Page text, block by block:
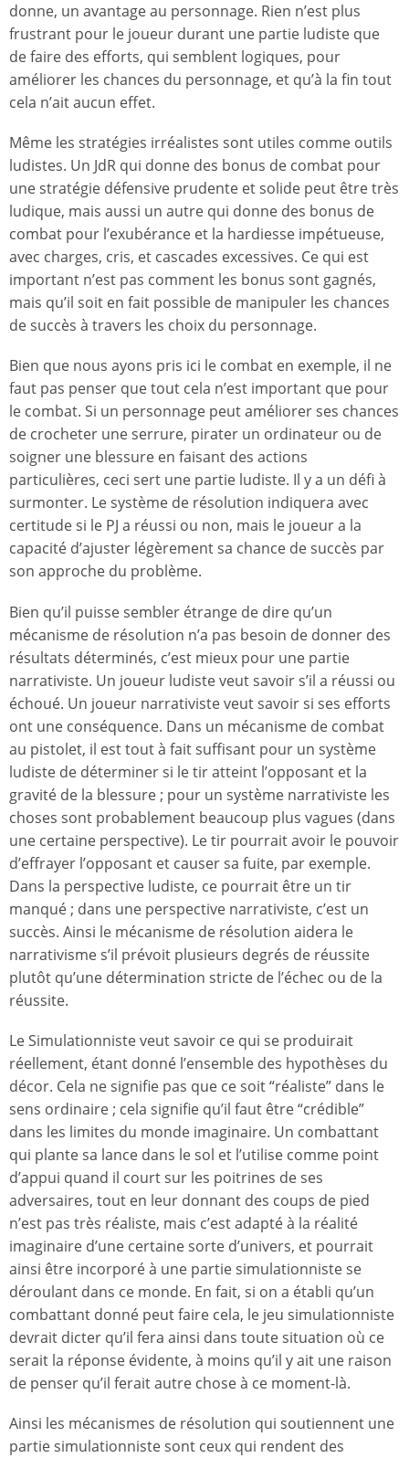
donne, un avantage au personnage. Rien n’est plus
frustrant pour le joueur durant une partie ludiste que
de faire des efforts, qui semblent logiques, pour
améliorer les chances du personnage, et qu’à la fin tout
cela n’ait aucun effet.
Même les stratégies irréalistes sont utiles comme outils
ludistes. Un JdR qui donne des bonus de combat pour
une stratégie défensive prudente et solide peut être très
ludique, mais aussi un autre qui donne des bonus de
combat pour l’exubérance et la hardiesse impétueuse,
avec charges, cris, et cascades excessives. Ce qui est
important n’est pas comment les bonus sont gagnés,
mais qu’il soit en fait possible de manipuler les chances
de succès à travers les choix du personnage.
Bien que nous ayons pris ici le combat en exemple, il ne
faut pas penser que tout cela n’est important que pour
le combat. Si un personnage peut améliorer ses chances
de crocheter une serrure, pirater un ordinateur ou de
soigner une blessure en faisant des actions
particulières, ceci sert une partie ludiste. Il y a un défi à
surmonter. Le système de résolution indiquera avec
certitude si le PJ a réussi ou non, mais le joueur a la
capacité d’ajuster légèrement sa chance de succès par
son approche du problème.
Bien qu’il puisse sembler étrange de dire qu’un
mécanisme de résolution n’a pas besoin de donner des
résultats déterminés, c’est mieux pour une partie
narrativiste. Un joueur ludiste veut savoir s’il a réussi ou
échoué. Un joueur narrativiste veut savoir si ses efforts
ont une conséquence. Dans un mécanisme de combat
au pistolet, il est tout à fait suffisant pour un système
ludiste de déterminer si le tir atteint l’opposant et la
gravité de la blessure ; pour un système narrativiste les
choses sont probablement beaucoup plus vagues (dans
une certaine perspective). Le tir pourrait avoir le pouvoir
d’effrayer l’opposant et causer sa fuite, par exemple.
Dans la perspective ludiste, ce pourrait être un tir
manqué ; dans une perspective narrativiste, c’est un
succès. Ainsi le mécanisme de résolution aidera le
narrativisme s’il prévoit plusieurs degrés de réussite
plutôt qu’une détermination stricte de l’échec ou de la
réussite.
Le Simulationniste veut savoir ce qui se produirait
réellement, étant donné l’ensemble des hypothèses du
décor. Cela ne signifie pas que ce soit “réaliste” dans le
sens ordinaire ; cela signifie qu’il faut être “crédible”
dans les limites du monde imaginaire. Un combattant
qui plante sa lance dans le sol et l’utilise comme point
d’appui quand il court sur les poitrines de ses
adversaires, tout en leur donnant des coups de pied
n’est pas très réaliste, mais c’est adapté à la réalité
imaginaire d’une certaine sorte d’univers, et pourrait
ainsi être incorporé à une partie simulationniste se
déroulant dans ce monde. En fait, si on a établi qu’un
combattant donné peut faire cela, le jeu simulationniste
devrait dicter qu’il fera ainsi dans toute situation où ce
serait la réponse évidente, à moins qu’il y ait une raison
de penser qu’il ferait autre chose à ce moment-là.
Ainsi les mécanismes de résolution qui soutiennent une
partie simulationniste sont ceux qui rendent des